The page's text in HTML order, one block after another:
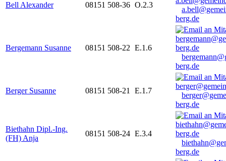
Bell Alexander 08151 508-36 O.2.3
berg.de
Bergemann Susanne 08151 508-22 E.1.6
berg.de
Berger Susanne 08151 508-21 E.1.7
berg.de
Biethahn Dipl.-Ing.
(FH) Anja
08151 508-24 E.3.4
berg.de